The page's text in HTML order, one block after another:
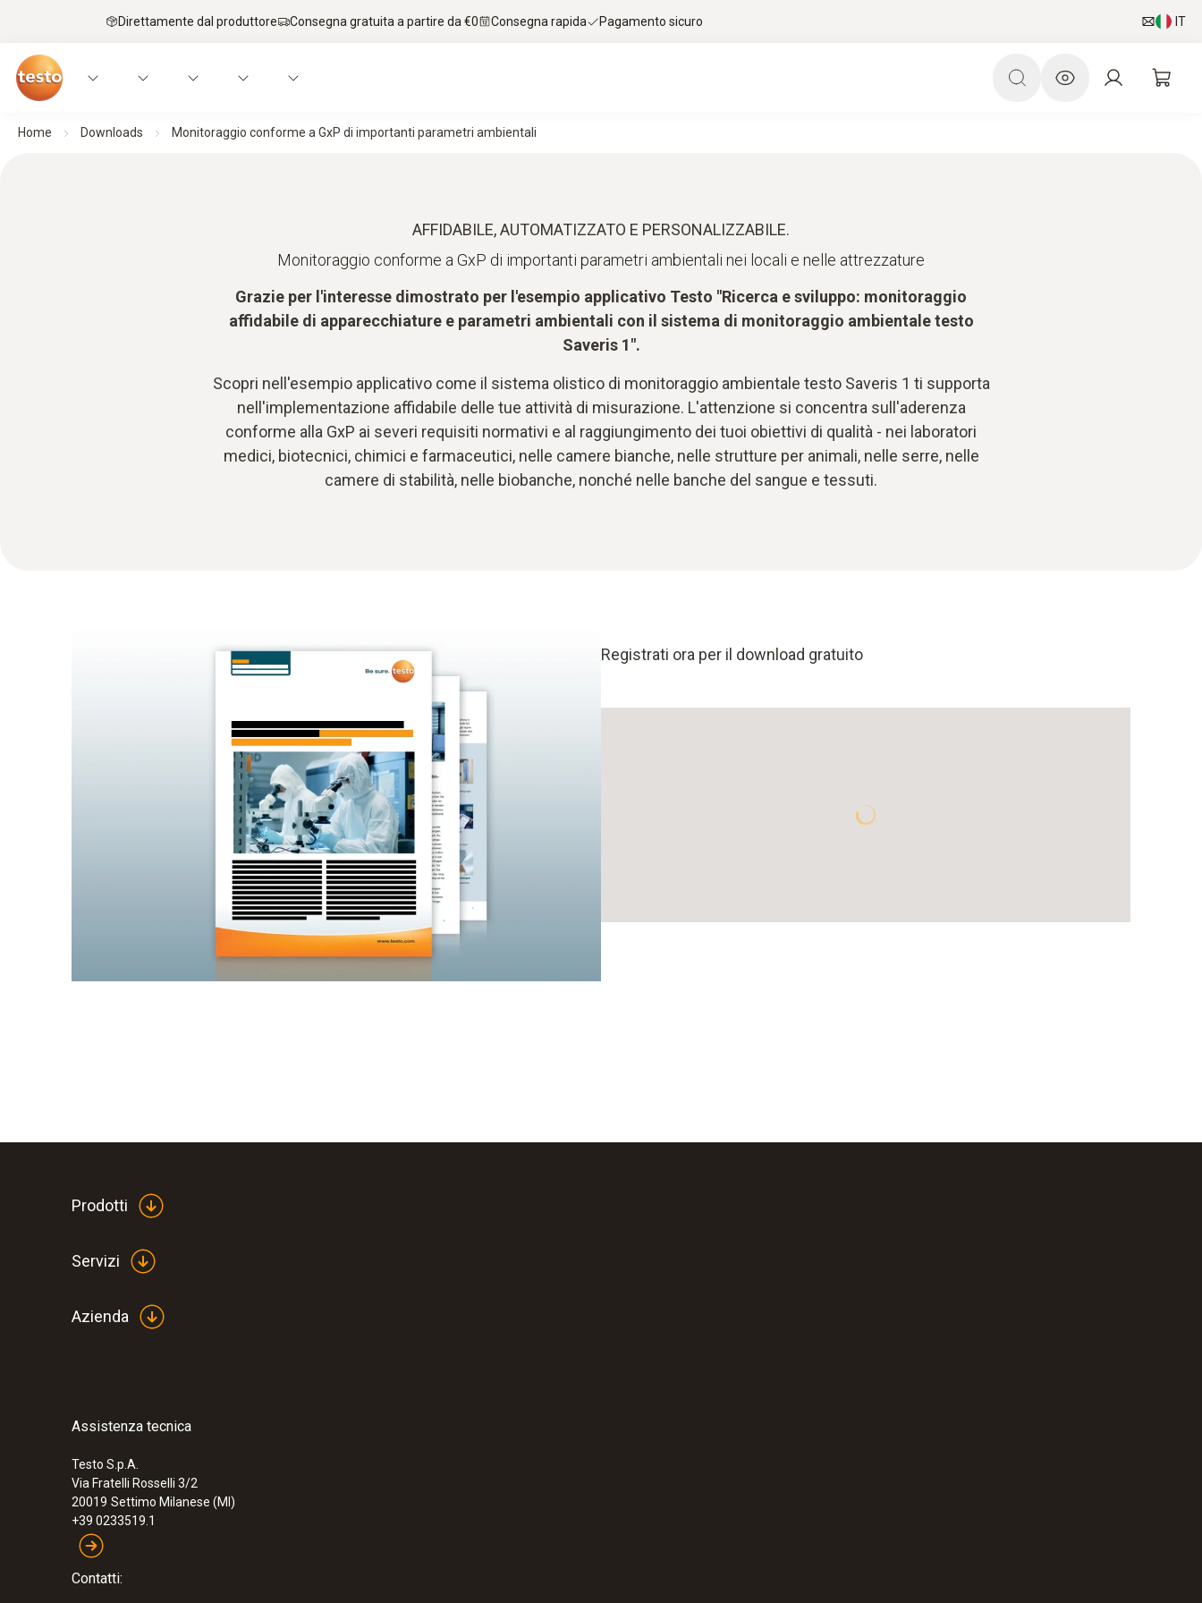
Direttamente dal produttore Consegna gratuita a partire da €0 Consegna rapida Pagamento sicuro IT
Home Downloads Monitoraggio conforme a GxP di importanti parametri ambientali
AFFIDABILE, AUTOMATIZZATO E PERSONALIZZABILE.
Monitoraggio conforme a GxP di importanti parametri ambientali nei locali e nelle attrezzature
Grazie per l'interesse dimostrato per l'esempio applicativo Testo "Ricerca e sviluppo: monitoraggio
affidabile di apparecchiature e parametri ambientali con il sistema di monitoraggio ambientale testo
Saveris 1".
Scopri nell'esempio applicativo come il sistema olistico di monitoraggio ambientale testo Saveris 1 ti supporta
nell'implementazione affidabile delle tue attività di misurazione. L'attenzione si concentra sull'aderenza
conforme alla GxP ai severi requisiti normativi e al raggiungimento dei tuoi obiettivi di qualità - nei laboratori
medici, biotecnici, chimici e farmaceutici, nelle camere bianche, nelle strutture per animali, nelle serre, nelle
camere di stabilità, nelle biobanche, nonché nelle banche del sangue e tessuti.
Registrati ora per il download gratuito
Prodotti
Servizi
Azienda
Assistenza tecnica
Testo S.p.A.
Via Fratelli Rosselli 3/2
20019 Settimo Milanese (MI)
+39 0233519.1
Contatti: